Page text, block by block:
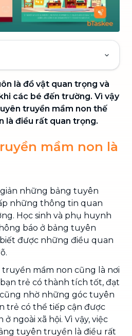
là đồ vật quan trọng và
các bé đến trường. Vì vậy
truyền mầm non thế
là điều rất quan trọng.
mầm non là
những bảng tuyên
những thông tin quan
Học sinh và phụ huynh
báo ở bảng tuyên
được những điều quan
truyền mầm non cũng là nơi
trẻ có thành tích tốt, đạt
nhờ những góc tuyên
trẻ có thể tiếp cận được
ngoài xã hội. Vì vậy, việc
tuyên truyền là điều rất